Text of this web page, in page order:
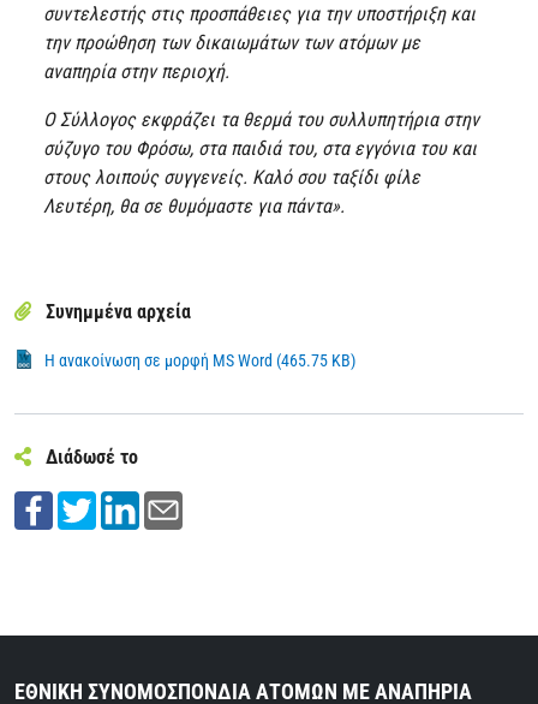
συντελεστής στις προσπάθειες για την υποστήριξη και
την προώθηση των δικαιωμάτων των ατόμων με
αναπηρία στην περιοχή.
Ο Σύλλογος εκφράζει τα θερμά του συλλυπητήρια στην
σύζυγο του Φρόσω, στα παιδιά του, στα εγγόνια του και
στους λοιπούς συγγενείς. Καλό σου ταξίδι φίλε
Λευτέρη, θα σε θυμόμαστε για πάντα».
Συνημμένα αρχεία
Η ανακοίνωση σε μορφή MS Word (465.75 KB)
Διάδωσέ το
ΕΘΝΙΚΗ ΣΥΝΟΜΟΣΠΟΝΔΙΑ ΑΤΟΜΩΝ ΜΕ ΑΝΑΠΗΡΙΑ